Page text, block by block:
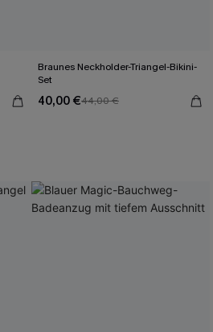
Braunes Neckholder-Triangel-Bikini-
Set
40,00 €44,00 €